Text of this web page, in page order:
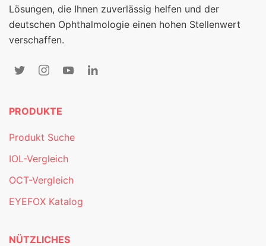
Lösungen, die Ihnen zuverlässig helfen und der
deutschen Ophthalmologie einen hohen Stellenwert
verschaffen.
PRODUKTE
Produkt Suche
IOL-Vergleich
OCT-Vergleich
EYEFOX Katalog
NÜTZLICHES